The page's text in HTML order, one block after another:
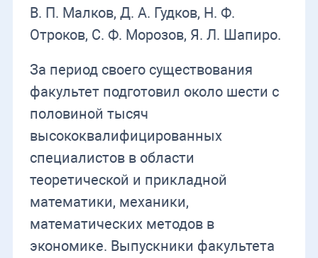
В. П. Малков, Д. А. Гудков, Н. Ф.
Отроков, С. Ф. Морозов, Я. Л. Шапиро.
За период своего существования
факультет подготовил около шести с
половиной тысяч
высококвалифицированных
специалистов в области
теоретической и прикладной
математики, механики,
математических методов в
экономике. Выпускники факультета